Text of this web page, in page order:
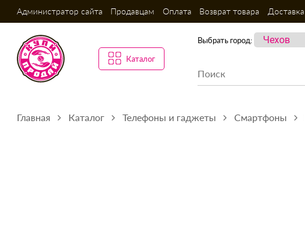
Администратор сайта Продавцам Оплата Возврат товара Доставка
Каталог
Выбрать город:
Главная Каталог Телефоны и гаджеты Смартфоны